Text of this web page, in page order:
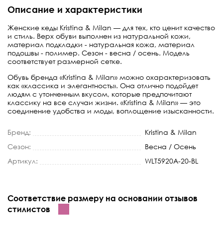
Описание и характеристики
Женские кеды Kristina & Milan — для тех, кто ценит качество
и стиль. Верх обуви выполнен из натуральной кожи,
материал подкладки - натуральная кожа, материал
подошвы - полимер. Сезон - весна / осень. Модель
соответствует размерной сетке.
Обувь бренда «Kristina & Milan» можно охарактеризовать
как «классика и элегантность». Она отлично подойдет
людям с утонченным вкусом, которые предпочитают
классику на все случаи жизни. «Kristina & Milan» — это
соединение удобства и моды, воплощение изысканности.
Бренд:
Kristina & Milan
Сезон:
Весна / Осень
Артикул:
WLT5920A-20-BL
Соответствие размеру на основании отзывов
стилистов